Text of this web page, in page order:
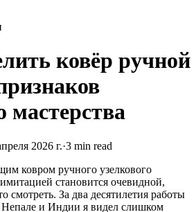
ковёр ручной
мастерства
2026 г.·3 min read
ковром ручного узелкового
становится очевидной,
смотреть. За два десятилетия работы
Непале и Индии я видел слишком